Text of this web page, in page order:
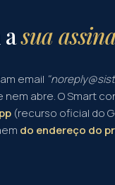
asua
email
abre. O Smart
(recurso oficial do
do endereço do